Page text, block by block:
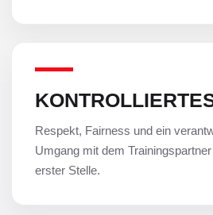
Respekt, Fairness und ein
Umgang mit dem
erster Stelle.